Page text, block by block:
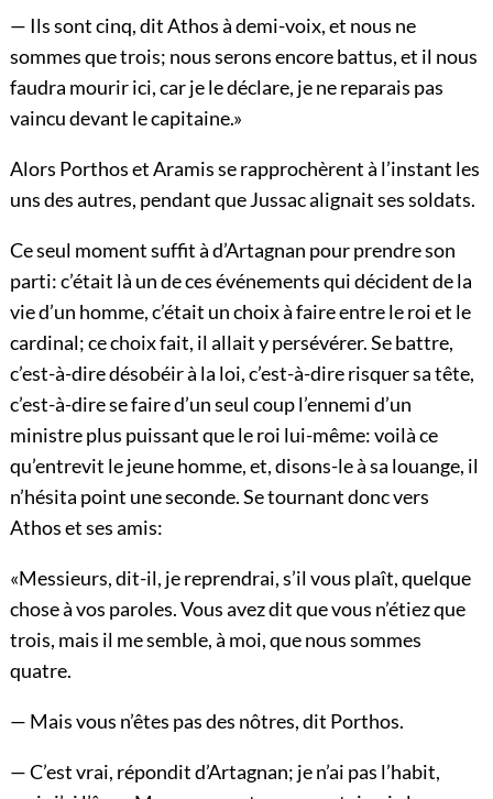
— Ils sont cinq, dit Athos à demi-voix, et nous ne
sommes que trois; nous serons encore battus, et il nous
faudra mourir ici, car je le déclare, je ne reparais pas
vaincu devant le capitaine.»
Alors Porthos et Aramis se rapprochèrent à l’instant les
uns des autres, pendant que Jussac alignait ses soldats.
Ce seul moment suffit à d’Artagnan pour prendre son
parti: c’était là un de ces événements qui décident de la
vie d’un homme, c’était un choix à faire entre le roi et le
cardinal; ce choix fait, il allait y persévérer. Se battre,
c’est-à-dire désobéir à la loi, c’est-à-dire risquer sa tête,
c’est-à-dire se faire d’un seul coup l’ennemi d’un
ministre plus puissant que le roi lui-même: voilà ce
qu’entrevit le jeune homme, et, disons-le à sa louange, il
n’hésita point une seconde. Se tournant donc vers
Athos et ses amis:
«Messieurs, dit-il, je reprendrai, s’il vous plaît, quelque
chose à vos paroles. Vous avez dit que vous n’étiez que
trois, mais il me semble, à moi, que nous sommes
quatre.
— Mais vous n’êtes pas des nôtres, dit Porthos.
— C’est vrai, répondit d’Artagnan; je n’ai pas l’habit,